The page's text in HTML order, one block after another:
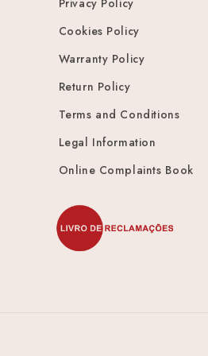
Cookies Policy
Warranty Policy
Return Policy
Terms and Conditions
Legal Information
Online Complaints Book